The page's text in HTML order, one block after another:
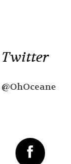
Twitter
@OhOceane